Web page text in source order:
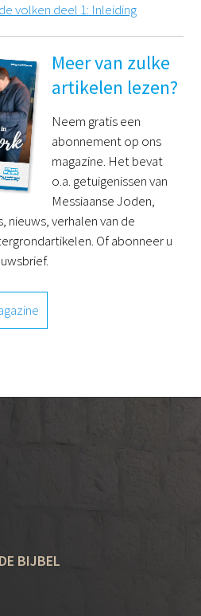
volken deel 1: Inleiding
Meer van zulke
artikelen lezen?
Neem gratis een
abonnement op ons
magazine. Het bevat
o.a. getuigenissen van
Messiaanse Joden,
verhalen van de
Of abonneer u
BIJBEL